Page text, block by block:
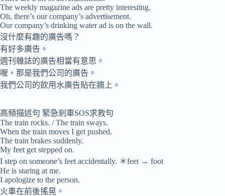
The weekly magazine ads are pretty interesting.
Oh, there’s our company’s advertisement.
Our company’s drinking water ad is on the wall.
沒什麼有趣的廣告嗎？
有好多廣告。
週刊雜誌的廣告相當有意思。
喔，那是我們公司的廣告。
我們公司的飲用水廣告貼在牆上。
高頻描述句 緊急剎車SOS求救句
The train rocks. / The train sways.
When the train moves I get pushed.
The train brakes suddenly.
My feet get stepped on.
I step on someone’s feet accidentally. ＊feet → foot
He is staring at me.
I apologize to the person.
火車在前後搖晃。